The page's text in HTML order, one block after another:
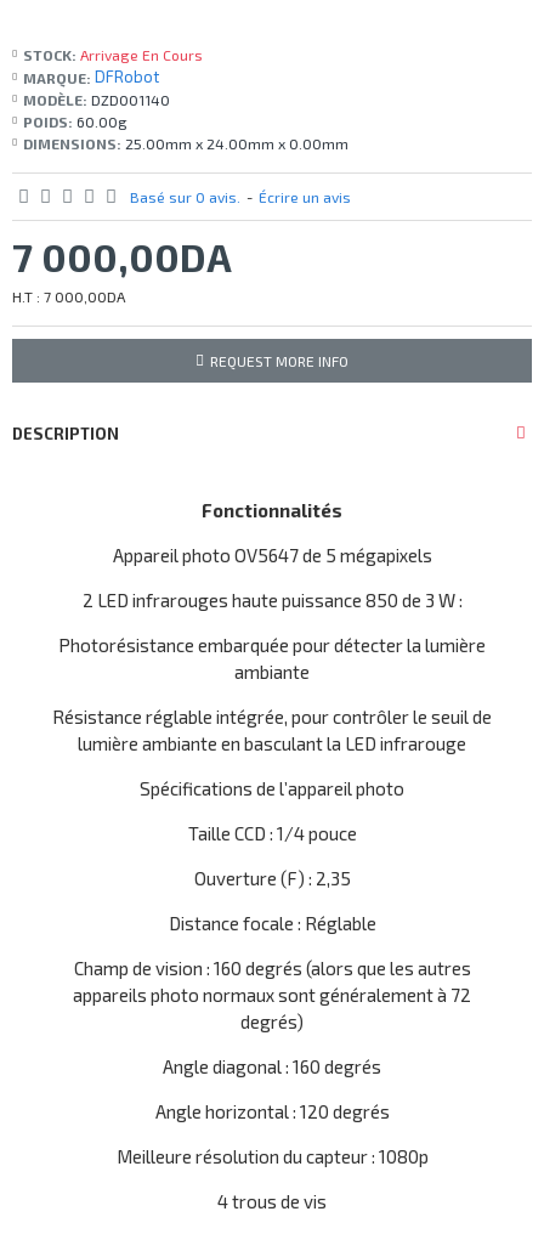
STOCK: Arrivage En Cours
MARQUE: DFRobot
MODÈLE: DZD001140
POIDS: 60.00g
DIMENSIONS: 25.00mm x 24.00mm x 0.00mm
Basé sur 0 avis. - Écrire un avis
7 000,00DA
H.T : 7 000,00DA
REQUEST MORE INFO
DESCRIPTION
Fonctionnalités
Appareil photo OV5647 de 5 mégapixels
2 LED infrarouges haute puissance 850 de 3 W :
Photorésistance embarquée pour détecter la lumière
ambiante
Résistance réglable intégrée, pour contrôler le seuil de
lumière ambiante en basculant la LED infrarouge
Spécifications de l’appareil photo
Taille CCD : 1/4 pouce
Ouverture (F) : 2,35
Distance focale : Réglable
Champ de vision : 160 degrés (alors que les autres
appareils photo normaux sont généralement à 72
degrés)
Angle diagonal : 160 degrés
Angle horizontal : 120 degrés
Meilleure résolution du capteur : 1080p
4 trous de vis